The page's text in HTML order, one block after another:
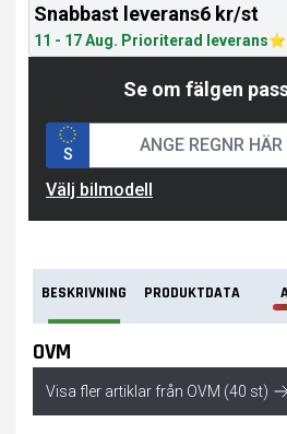
Snabbast leverans6 kr/st
11 - 17 Aug. Prioriterad leverans
Se om fälgen
S
Välj bilmodell
BESKRIVNING PRODUKTDATA
OVM
Visa fler artiklar från OVM (40 st)